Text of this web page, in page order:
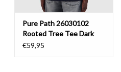
Pure Path 26030102
Rooted Tree Tee Dark
Navy
€59,95